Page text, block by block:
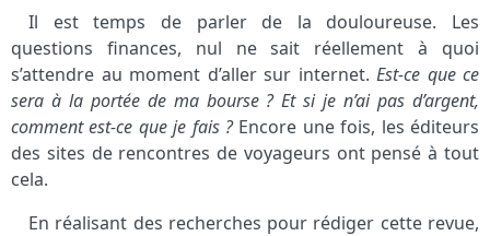
Il est temps de parler de la douloureuse. Les
questions finances, nul ne sait réellement à quoi
s’attendre au moment d’aller sur internet. Est-ce que ce
sera à la portée de ma bourse ? Et si je n’ai pas d’argent,
comment est-ce que je fais ?Encore une fois, les éditeurs
des sites de rencontres de voyageurs ont pensé à tout
cela.
En réalisant des recherches pour rédiger cette revue,